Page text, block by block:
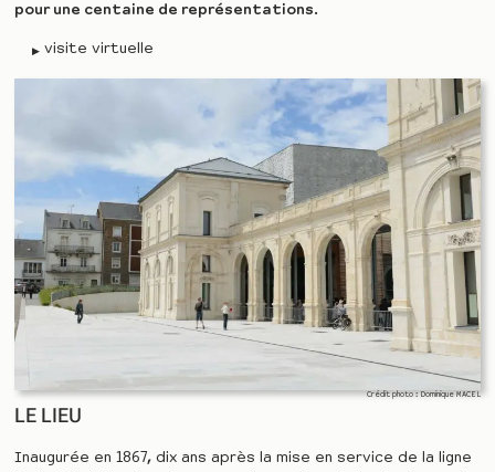
pour une centaine de représentations.
visite virtuelle
Crédit photo : Dominique MACEL
LE LIEU
Inaugurée en 1867, dix ans après la mise en service de la ligne